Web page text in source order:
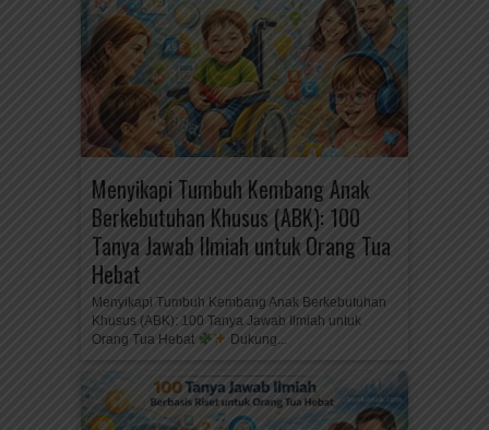
Menyikapi Tumbuh Kembang Anak
Berkebutuhan Khusus (ABK): 100
Tanya Jawab Ilmiah untuk Orang Tua
Hebat
Menyikapi Tumbuh Kembang Anak Berkebutuhan
Khusus (ABK): 100 Tanya Jawab Ilmiah untuk
Orang Tua Hebat
Dukung...